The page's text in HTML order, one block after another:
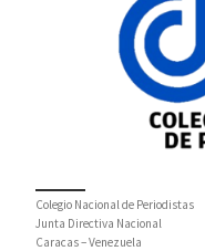
Colegio Nacional de Periodistas
Junta Directiva Nacional
Caracas – Venezuela